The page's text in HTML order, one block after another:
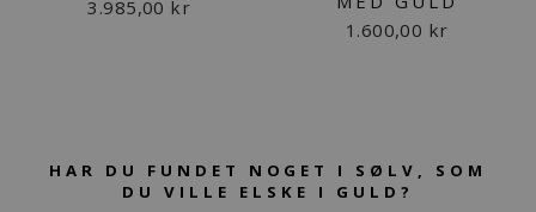
3.985,00 kr
1.600,00 kr
HAR DU FUNDET NOGET I SØLV, SOM
DU VILLE ELSKE I GULD?